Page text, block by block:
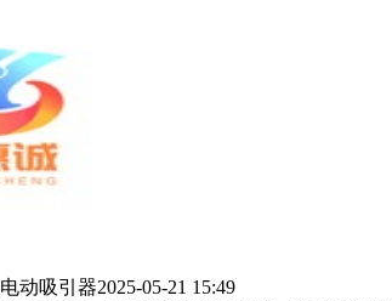
电动吸引器2025-05-21 15:49